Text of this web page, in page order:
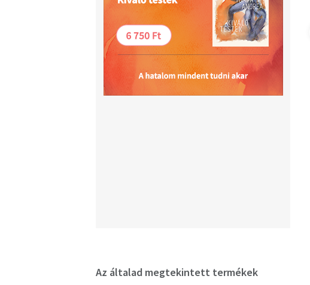
Az általad megtekintett termékek